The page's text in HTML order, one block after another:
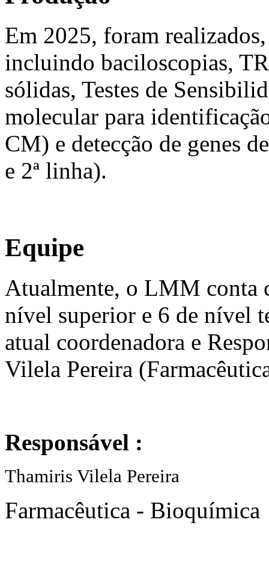
Em 2025, foram
incluindo baciloscopias,
sólidas, Testes de
molecular para
CM) e detecção de genes
e 2ª linha).
Equipe
Atualmente, o LMM conta
nível superior e 6 de nível
atual coordenadora e
Vilela Pereira
Responsável :
Thamiris Vilela Pereira
Farmacêutica - Bioquímica